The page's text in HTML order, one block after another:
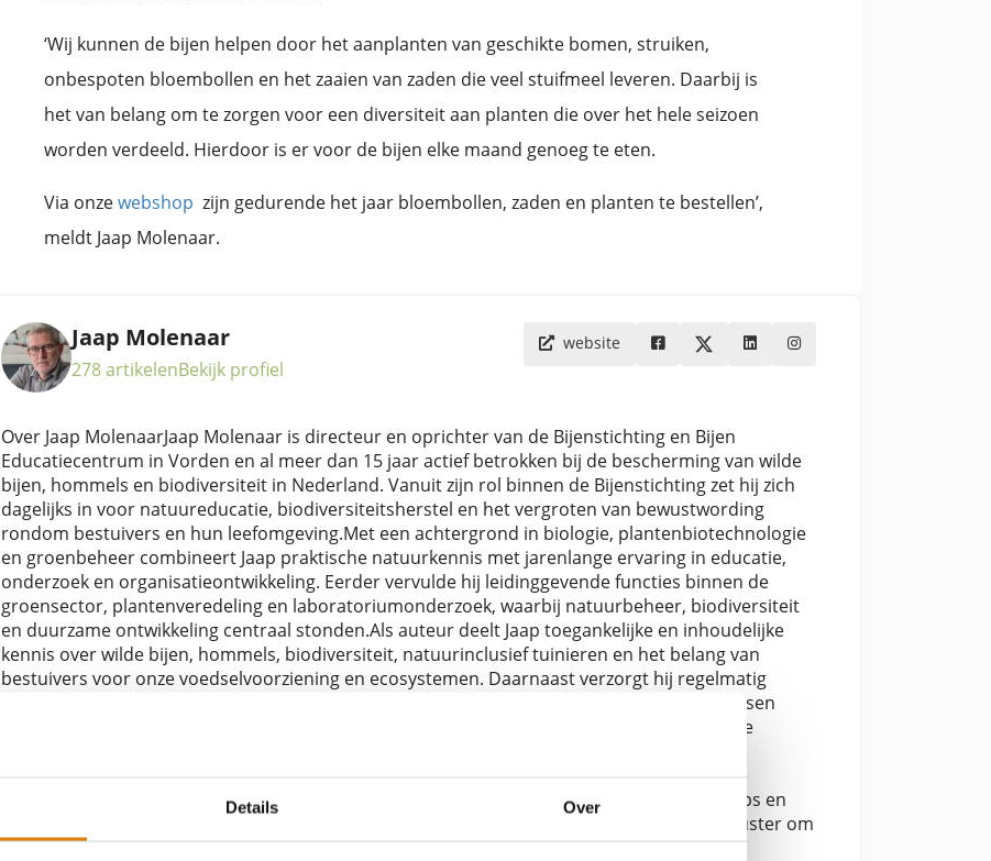
Details Over
‘Wij kunnen de bijen helpen door het aanplanten van geschikte bomen, struiken,
onbespoten bloembollen en het zaaien van zaden die veel stuifmeel leveren. Daarbij is
het van belang om te zorgen voor een diversiteit aan planten die over het hele seizoen
worden verdeeld. Hierdoor is er voor de bijen elke maand genoeg te eten.
Via onzewebshop zijn gedurende het jaar bloembollen, zaden en planten te bestellen’,
meldt Jaap Molenaar.
Jaap Molenaar
278 artikelenBekijk profiel
website
Over Jaap MolenaarJaap Molenaar is directeur en oprichter van de Bijenstichting en Bijen
Educatiecentrum in Vorden en al meer dan 15 jaar actief betrokken bij de bescherming van wilde
bijen, hommels en biodiversiteit in Nederland. Vanuit zijn rol binnen de Bijenstichting zet hij zich
dagelijks in voor natuureducatie, biodiversiteitsherstel en het vergroten van bewustwording
rondom bestuivers en hun leefomgeving.Met een achtergrond in biologie, plantenbiotechnologie
en groenbeheer combineert Jaap praktische natuurkennis met jarenlange ervaring in educatie,
onderzoek en organisatieontwikkeling. Eerder vervulde hij leidinggevende functies binnen de
groensector, plantenveredeling en laboratoriumonderzoek, waarbij natuurbeheer, biodiversiteit
en duurzame ontwikkeling centraal stonden.Als auteur deelt Jaap toegankelijke en inhoudelijke
kennis over wilde bijen, hommels, biodiversiteit, natuurinclusief tuinieren en het belang van
bestuivers voor onze voedselvoorziening en ecosystemen. Daarnaast verzorgt hij regelmatig
lezingen, workshops en excursies over bijen en natuurbeleving.Met zijn blogs wil Jaap mensen
inspireren om bewuster om te gaan met natuur en zelf bij te dragen aan een bijvriendelijke
hommels, biodiversiteit, natuurinclusief tuinieren en het belang van bestuivers voor onze
voedselvoorziening en ecosystemen. Daarnaast verzorgt hij regelmatig lezingen, workshops en
excursies over bijen en natuurbeleving.Met zijn blogs wil Jaap mensen inspireren om bewuster om
te gaan met natuur en zelf bij te dragen aan een bijvriendelijke leefomgeving.